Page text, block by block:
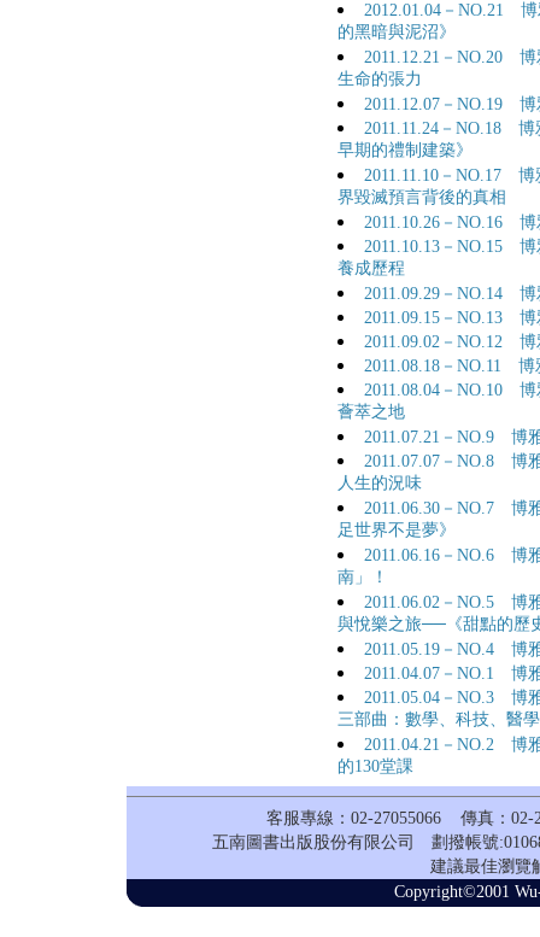
2012.01.04－NO.21
的黑暗與泥沼》
2011.12.21－NO.20
生命的張力
2011.12.07－NO.19
2011.11.24－NO.18
早期的禮制建築》
2011.11.10－NO.17
界毀滅預言背後的真相
2011.10.26－NO.16
2011.10.13－NO.15
養成歷程
2011.09.29－NO.14
2011.09.15－NO.13
2011.09.02－NO.12
2011.08.18－NO.11
2011.08.04－NO.10
薈萃之地
2011.07.21－NO.9 博
2011.07.07－NO.8 博
人生的況味
2011.06.30－NO.7 博
足世界不是夢》
2011.06.16－NO.6 博
南」！
2011.06.02－NO.5 博
與悅樂之旅──《甜點的歷
2011.05.19－NO.4 博
2011.04.07－NO.1 博
2011.05.04－NO.3 博
三部曲：數學、科技、醫
2011.04.21－NO.2 博
的130堂課
客服專線：02-27055066 傳真：
五南圖書出版股份有限公司 劃撥帳號
建議最佳瀏覽
Copyright©2001